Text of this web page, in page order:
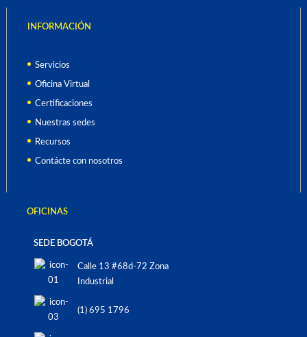
INFORMACIÓN
Servicios
Oficina Virtual
Certificaciones
Nuestras sedes
Recursos
Contácte con nosotros
OFICINAS
SEDE BOGOTÁ
Calle 13 #68d-72 Zona
Industrial
(1) 695 1796